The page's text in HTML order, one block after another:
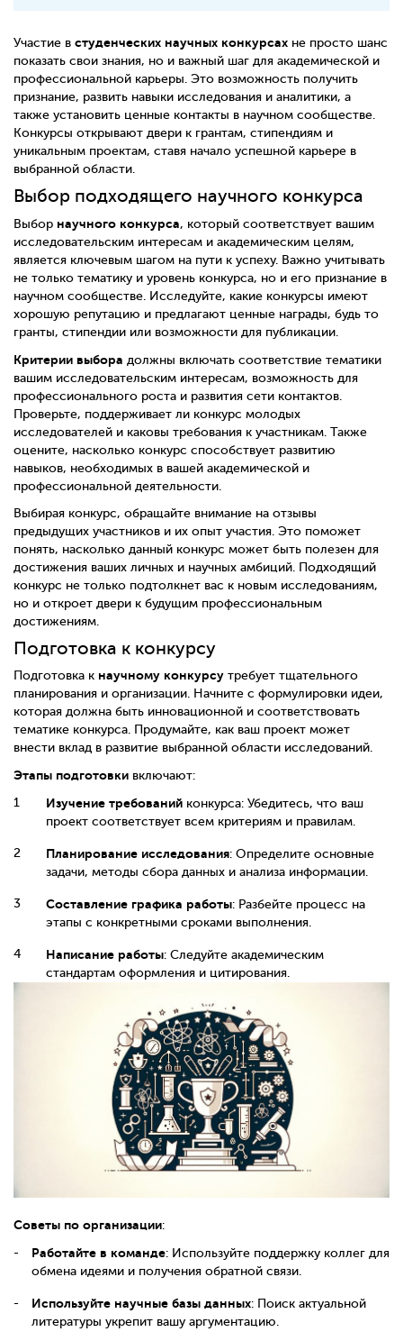
Участие в студенческих научных конкурсах не просто шанс
показать свои знания, но и важный шаг для академической и
профессиональной карьеры. Это возможность получить
признание, развить навыки исследования и аналитики, а
также установить ценные контакты в научном сообществе.
Конкурсы открывают двери к грантам, стипендиям и
уникальным проектам, ставя начало успешной карьере в
выбранной области.
Выбор подходящего научного конкурса
Выбор научного конкурса, который соответствует вашим
исследовательским интересам и академическим целям,
является ключевым шагом на пути к успеху. Важно учитывать
не только тематику и уровень конкурса, но и его признание в
научном сообществе. Исследуйте, какие конкурсы имеют
хорошую репутацию и предлагают ценные награды, будь то
гранты, стипендии или возможности для публикации.
Критерии выбора должны включать соответствие тематики
вашим исследовательским интересам, возможность для
профессионального роста и развития сети контактов.
Проверьте, поддерживает ли конкурс молодых
исследователей и каковы требования к участникам. Также
оцените, насколько конкурс способствует развитию
навыков, необходимых в вашей академической и
профессиональной деятельности.
Выбирая конкурс, обращайте внимание на отзывы
предыдущих участников и их опыт участия. Это поможет
понять, насколько данный конкурс может быть полезен для
достижения ваших личных и научных амбиций. Подходящий
конкурс не только подтолкнет вас к новым исследованиям,
но и откроет двери к будущим профессиональным
достижениям.
Подготовка к конкурсу
Подготовка к научному конкурсу требует тщательного
планирования и организации. Начните с формулировки идеи,
которая должна быть инновационной и соответствовать
тематике конкурса. Продумайте, как ваш проект может
внести вклад в развитие выбранной области исследований.
Этапы подготовки включают:
Изучение требований конкурса: Убедитесь, что ваш
проект соответствует всем критериям и правилам.
Планирование исследования: Определите основные
задачи, методы сбора данных и анализа информации.
Составление графика работы: Разбейте процесс на
этапы с конкретными сроками выполнения.
Написание работы: Следуйте академическим
стандартам оформления и цитирования.
Советы по организации:
Работайте в команде: Используйте поддержку коллег для
обмена идеями и получения обратной связи.
Используйте научные базы данных: Поиск актуальной
литературы укрепит вашу аргументацию.